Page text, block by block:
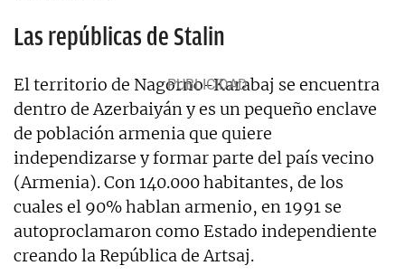
Las repúblicas de Stalin
El territorio de Nagorno-Karabaj se encuentra
dentro de Azerbaiyán y es un pequeño enclave
de población armenia que quiere
independizarse y formar parte del país vecino
(Armenia). Con 140.000 habitantes, de los
cuales el 90% hablan armenio, en 1991 se
autoproclamaron como Estado independiente
creando la República de Artsaj.